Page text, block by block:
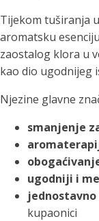
Tijekom tuširanja
aromatsku
zaostalog klora u
kao dio ugodnijeg
Njezine glavne
smanjenje
ugodniji i
kupaonici